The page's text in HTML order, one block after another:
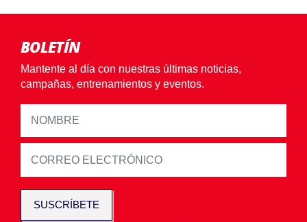
BOLETÍN
Mantente al día con nuestras últimas noticias,
campañas, entrenamientos y eventos.
SUSCRÍBETE